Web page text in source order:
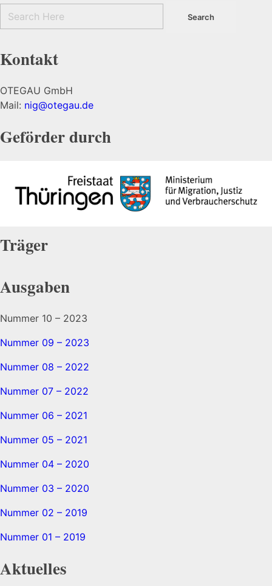
Kontakt
OTEGAU GmbH
Mail: nig@otegau.de
Geförder durch
Träger
Ausgaben
Nummer 10 – 2023
Nummer 09 – 2023
Nummer 08 – 2022
Nummer 07 – 2022
Nummer 06 – 2021
Nummer 05 – 2021
Nummer 04 – 2020
Nummer 03 – 2020
Nummer 02 – 2019
Nummer 01 – 2019
Aktuelles